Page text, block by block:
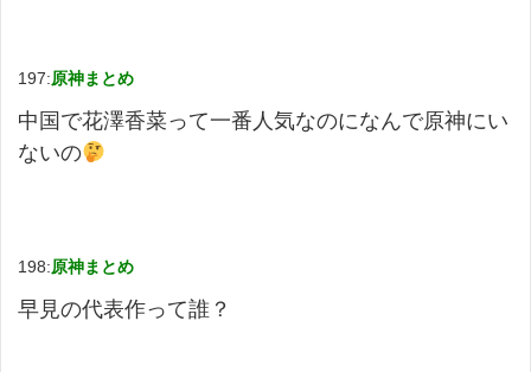
197:原神まとめ
中国で花澤香菜って一番人気なのになんで原神にい
ないの
198:原神まとめ
早見の代表作って誰？